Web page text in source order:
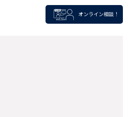
オンライン相談！